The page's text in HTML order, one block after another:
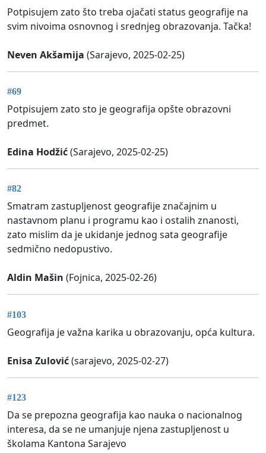
Potpisujem zato što treba ojačati status geografije na
svim nivoima osnovnog i srednjeg obrazovanja. Tačka!
Neven Akšamija (Sarajevo, 2025-02-25)
#69
Potpisujem zato sto je geografija opšte obrazovni
predmet.
Edina Hodžić(Sarajevo, 2025-02-25)
#82
Smatram zastupljenost geografije značajnim u
nastavnom planu i programu kao i ostalih znanosti,
zato mislim da je ukidanje jednog sata geografije
sedmično nedopustivo.
Aldin Mašin (Fojnica, 2025-02-26)
#103
Geografija je važna karika u obrazovanju, opća kultura.
Enisa Zulović(sarajevo, 2025-02-27)
#123
Da se prepozna geografija kao nauka o nacionalnog
interesa, da se ne umanjuje njena zastupljenost u
školama Kantona Sarajevo